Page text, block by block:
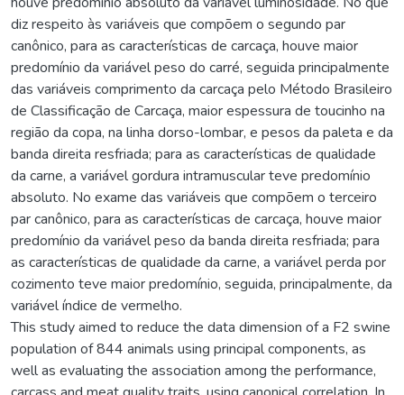
diz respeito às variáveis que compõem o segundo par
canônico, para as características de carcaça, houve maior
predomínio da variável peso do carré, seguida principalmente
das variáveis comprimento da carcaça pelo Método Brasileiro
de Classificação de Carcaça, maior espessura de toucinho na
região da copa, na linha dorso-lombar, e pesos da paleta e da
banda direita resfriada; para as características de qualidade
da carne, a variável gordura intramuscular teve predomínio
absoluto. No exame das variáveis que compõem o terceiro
par canônico, para as características de carcaça, houve maior
predomínio da variável peso da banda direita resfriada; para
as características de qualidade da carne, a variável perda por
cozimento teve maior predomínio, seguida, principalmente, da
variável índice de vermelho.
This study aimed to reduce the data dimension of a F2 swine
population of 844 animals using principal components, as
well as evaluating the association among the performance,